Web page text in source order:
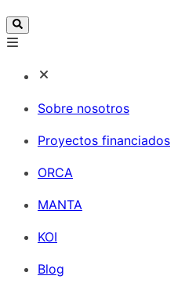
Sobre nosotros
Proyectos financiados
ORCA
MANTA
KOI
Blog